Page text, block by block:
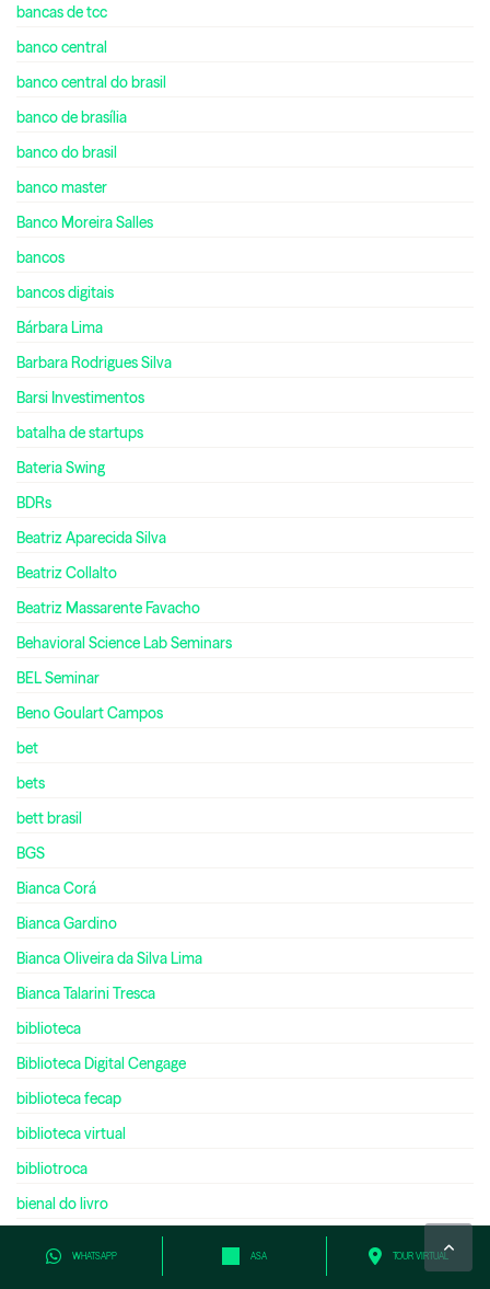
WHATSAPP ASA TOUR VIRTUAL
bancas de tcc
banco central
banco central do brasil
banco de brasília
banco do brasil
banco master
Banco Moreira Salles
bancos
bancos digitais
Bárbara Lima
Barbara Rodrigues Silva
Barsi Investimentos
batalha de startups
Bateria Swing
BDRs
Beatriz Aparecida Silva
Beatriz Collalto
Beatriz Massarente Favacho
Behavioral Science Lab Seminars
BEL Seminar
Beno Goulart Campos
bet
bets
bett brasil
BGS
Bianca Corá
Bianca Gardino
Bianca Oliveira da Silva Lima
Bianca Talarini Tresca
biblioteca
Biblioteca Digital Cengage
biblioteca fecap
biblioteca virtual
bibliotroca
bienal do livro